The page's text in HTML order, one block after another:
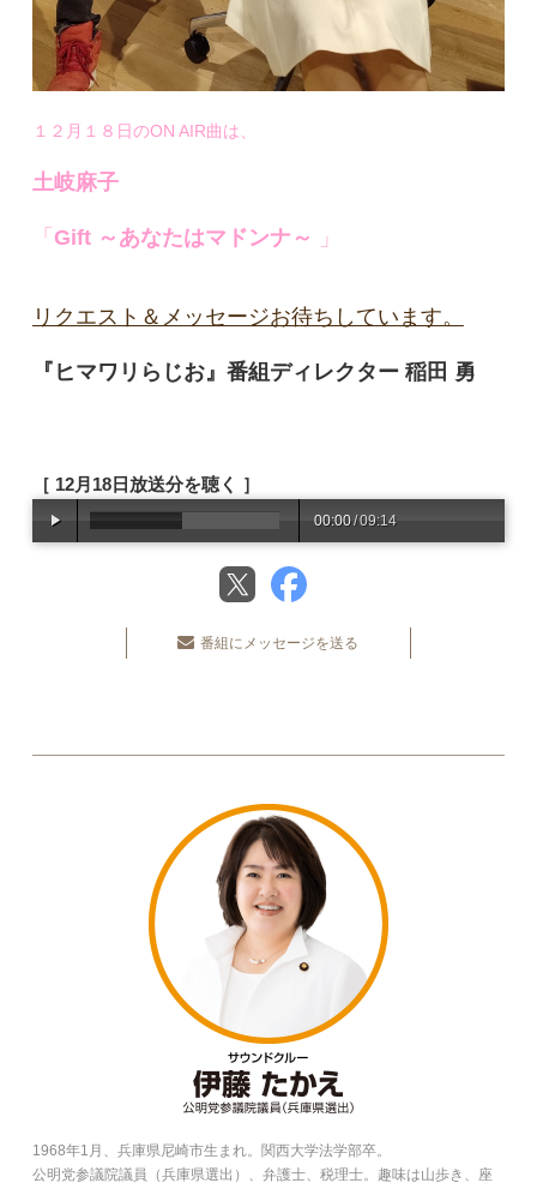
１２月１８日のON AIR曲は、
土岐麻子
「 Gift ～あなたはマドンナ～ 」
リクエスト＆メッセージお待ちしています。
『ヒマワリらじお』番組ディレクター 稲田 勇
［ 12月18日放送分を聴く ］
00:00/09:14
番組にメッセージを送る
1968年1月、兵庫県尼崎市生まれ。関西大学法学部卒。
公明党参議院議員（兵庫県選出）、弁護士、税理士。趣味は山歩き、座